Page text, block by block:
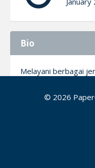
Bio
Melayani berbagai
Jasa Penjildan dan
cetak ini dapat
keinginan klien, baik
© 2026